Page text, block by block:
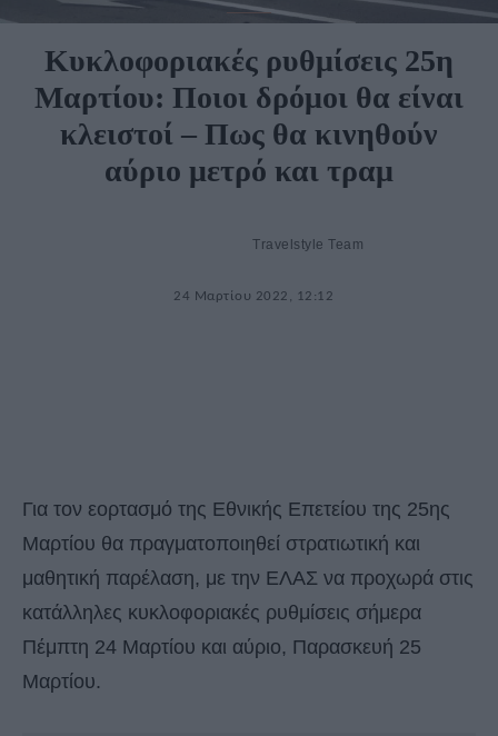
Κυκλοφοριακές ρυθμίσεις 25η
Μαρτίου: Ποιοι δρόμοι θα είναι
κλειστοί – Πως θα κινηθούν
αύριο μετρό και τραμ
Travelstyle Team
24 Μαρτίου 2022, 12:12
Για τον εορτασμό της Εθνικής Επετείου της 25ης
Μαρτίου θα πραγματοποιηθεί στρατιωτική και
μαθητική παρέλαση, με την ΕΛΑΣ να προχωρά στις
κατάλληλες κυκλοφοριακές ρυθμίσεις σήμερα
Πέμπτη 24 Μαρτίου και αύριο, Παρασκευή 25
Μαρτίου.